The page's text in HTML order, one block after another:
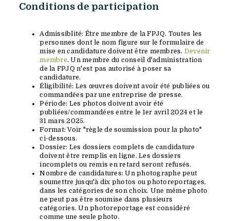
Conditions de participation
Admissiblité: Être membre de la FPJQ. Toutes les
personnes dont le nom figure sur le formulaire de
mise en candidature doivent être membres. Devenir
membre. Un membre du conseil d'administration
de la FPJQ n'est pas autorisé à poser sa
candidature.
Éligibilité: Les œuvres doivent avoir été publiées ou
commandées par une entreprise de presse.
Période: Les photos doivent avoir été
publiées/commandées entre le 1er avril 2024 et le
31 mars 2025.
Format: Voir "règle de soumission pour la photo"
ci-dessous.
Dossier: Les dossiers complets de candidature
doivent être remplis en ligne. Les dossiers
incomplets ou remis en retard seront refusés.
Nombre de candidatures: Un photographe peut
soumettre jusqu'à dix photos ou photoreportages,
dans les catégories de son choix. Une même photo
ne peut pas être soumise dans plusieurs
catégories. Un photoreportage est considéré
comme une seule photo.